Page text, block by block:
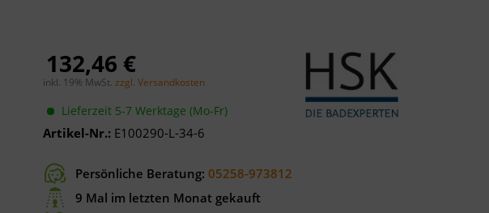
132,46 €
inkl. 19% MwSt. zzgl. Versandkosten
Lieferzeit 5-7 Werktage (Mo-Fr)
Artikel-Nr.: E100290-L-34-6
Persönliche Beratung: 05258-973812
9 Mal im letzten Monat gekauft